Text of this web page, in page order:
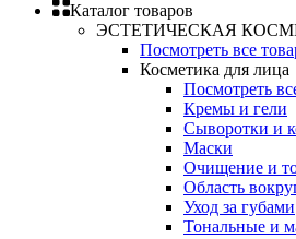
Каталог товаров
ЭСТЕТИЧЕСКАЯ
Посмотреть все
Косметика для лица
Посмотреть
Кремы и гели
Сыворотки и
Маски
Очищение и
Область
Уход за губами
Тональные и